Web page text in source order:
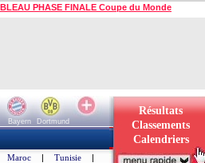
PHASE FINALE Coupe du Monde
Bayern
Dortmund
Résultats
Classements
Calendriers
Maroc | Tunisie |